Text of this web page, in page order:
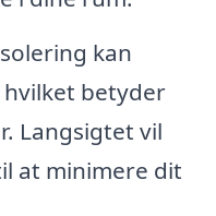
kan
betyder
Langsigtet vil
at minimere dit